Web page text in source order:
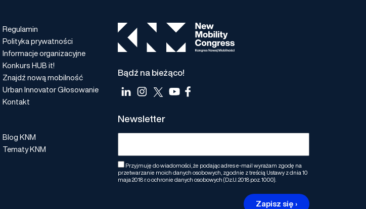
Regulamin
Polityka prywatności
Informacje organizacyjne
Konkurs HUB it!
Znajdź nową mobilność
Urban Innovator Głosowanie
Kontakt
Blog KNM
Tematy KNM
Bądź na bieżąco!
Newsletter
Przyjmuję do wiadomości, że podając adres e-mail wyrażam zgodę na
przetwarzanie moich danych osobowych, zgodnie z treścią Ustawy z dnia 10
maja 2018 r. o ochronie danych osobowych (Dz.U. 2018 poz. 1000).
Zapisz się ›